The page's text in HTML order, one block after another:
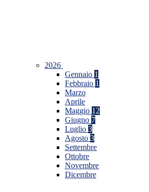
2026
Gennaio 1
Febbraio 1
Marzo
Aprile
Maggio 12
Giugno 7
Luglio 3
Agosto 3
Settembre
Ottobre
Novembre
Dicembre